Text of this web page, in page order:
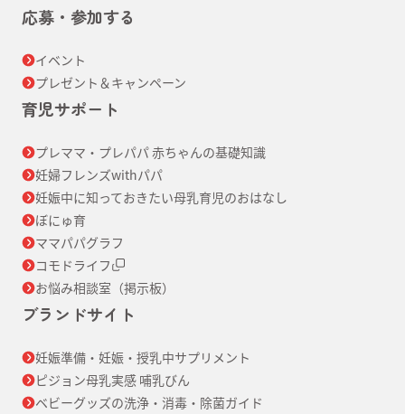
応募・参加する
イベント
プレゼント＆キャンペーン
育児サポート
プレママ・プレパパ 赤ちゃんの基礎知識
妊婦フレンズwithパパ
妊娠中に知っておきたい母乳育児のおはなし
ぼにゅ育
ママパパグラフ
コモドライフ
お悩み相談室（掲示板）
ブランドサイト
妊娠準備・妊娠・授乳中サプリメント
ピジョン母乳実感 哺乳びん
ベビーグッズの洗浄・消毒・除菌ガイド